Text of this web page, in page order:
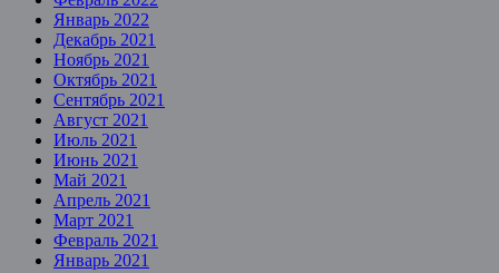
Январь 2022
Декабрь 2021
Ноябрь 2021
Октябрь 2021
Сентябрь 2021
Август 2021
Июль 2021
Июнь 2021
Май 2021
Апрель 2021
Март 2021
Февраль 2021
Январь 2021